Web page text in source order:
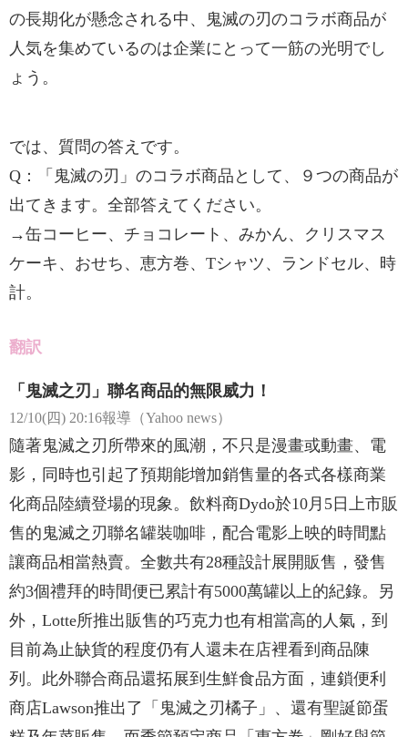
の長期化が懸念される中、鬼滅の刃のコラボ商品が
人気を集めているのは企業にとって一筋の光明でし
ょう。
では、質問の答えです。
Q：「鬼滅の刃」のコラボ商品として、９つの商品が
出てきます。全部答えてください。
→缶コーヒー、チョコレート、みかん、クリスマス
ケーキ、おせち、恵方巻、Tシャツ、ランドセル、時
計。
翻訳
「鬼滅之刃」聯名商品的無限威力！
12/10(四) 20:16報導（Yahoo news）
隨著鬼滅之刃所帶來的風潮，不只是漫畫或動畫、電
影，同時也引起了預期能增加銷售量的各式各樣商業
化商品陸續登場的現象。飲料商Dydo於10月5日上市販
售的鬼滅之刃聯名罐裝咖啡，配合電影上映的時間點
讓商品相當熱賣。全數共有28種設計展開販售，發售
約3個禮拜的時間便已累計有5000萬罐以上的紀錄。另
外，Lotte所推出販售的巧克力也有相當高的人氣，到
目前為止缺貨的程度仍有人還未在店裡看到商品陳
列。此外聯合商品還拓展到生鮮食品方面，連鎖便利
商店Lawson推出了「鬼滅之刃橘子」、還有聖誕節蛋